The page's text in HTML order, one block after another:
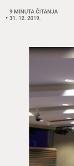
9 MINUTA ČITANJA
31. 12. 2019.